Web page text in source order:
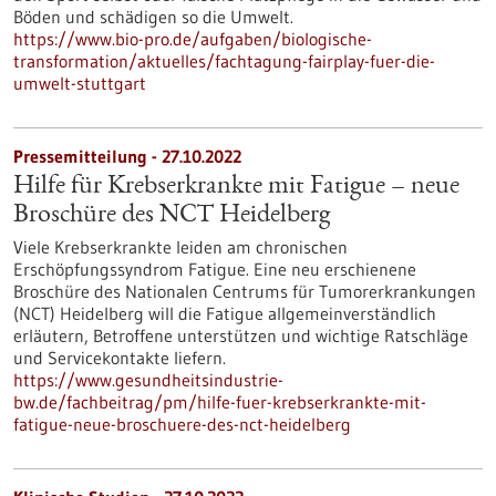
Böden und schädigen so die Umwelt.
https://www.bio-pro.de/aufgaben/biologische-
transformation/aktuelles/fachtagung-fairplay-fuer-die-
umwelt-stuttgart
Pressemitteilung - 27.10.2022
Hilfe für Krebserkrankte mit Fatigue – neue
Broschüre des NCT Heidelberg
Viele Krebserkrankte leiden am chronischen
Erschöpfungssyndrom Fatigue. Eine neu erschienene
Broschüre des Nationalen Centrums für Tumorerkrankungen
(NCT) Heidelberg will die Fatigue allgemeinverständlich
erläutern, Betroffene unterstützen und wichtige Ratschläge
und Servicekontakte liefern.
https://www.gesundheitsindustrie-
bw.de/fachbeitrag/pm/hilfe-fuer-krebserkrankte-mit-
fatigue-neue-broschuere-des-nct-heidelberg